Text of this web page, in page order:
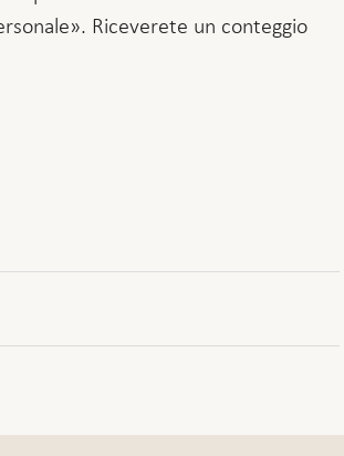
Riceverete un conteggio